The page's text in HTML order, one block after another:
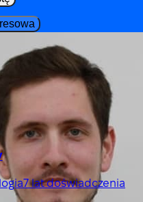
7 lat doświadczenia